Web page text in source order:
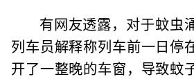
有网友透露，对于蚊虫
列车员解释称列车前一日停
开了一整晚的车窗，导致蚊